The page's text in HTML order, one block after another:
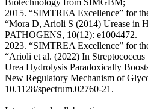
Biotechnology from SIMGBM;
2015. “SIMTREA Excellence” for
“Mora D, Arioli S (2014) Urease in
PATHOGENS, 10(12): e1004472.
2023. “SIMTREA Excellence” for
“Arioli et al. (2022) In
Urea Hydrolysis Paradoxically
New Regulatory Mechanism of
10.1128/spectrum.02760-21.